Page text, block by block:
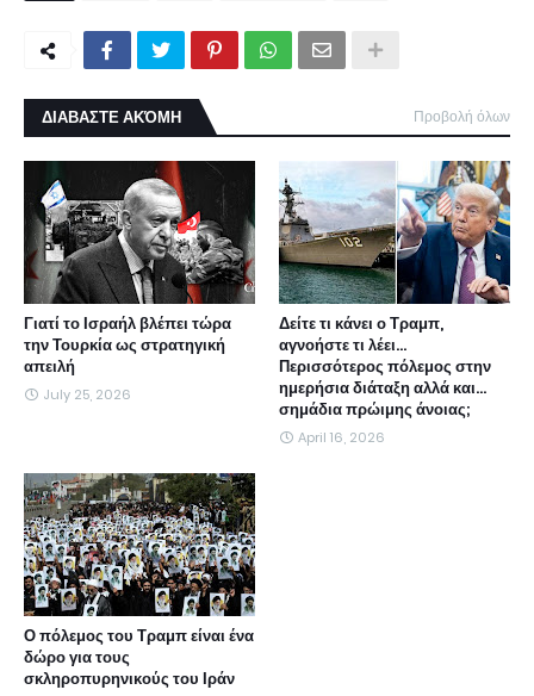
ΔΙΑΒΑΣΤΕ ΑΚΌΜΗ Προβολή όλων
Γιατί το Ισραήλ βλέπει τώρα
την Τουρκία ως στρατηγική
απειλή
July 25, 2026
Δείτε τι κάνει ο Τραμπ,
αγνοήστε τι λέει...
Περισσότερος πόλεμος στην
ημερήσια διάταξη αλλά και...
σημάδια πρώιμης άνοιας;
April 16, 2026
Ο πόλεμος του Τραμπ είναι ένα
δώρο για τους
σκληροπυρηνικούς του Ιράν